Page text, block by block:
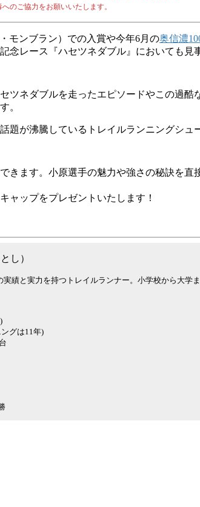
のご協力をお願いいたします。
モンブラン）での入賞や今年6月の奥信濃
念レース『ハセツネダブル』においても見
ツネダブルを走ったエピソードやこの過
。
題が沸騰しているトレイルランニングシュ
きます。小原選手の魅力や強さの秘訣を
ャップをプレゼントいたします！
し）
績と実力を持つトレイルランナー。小学校から大学
グは11年)